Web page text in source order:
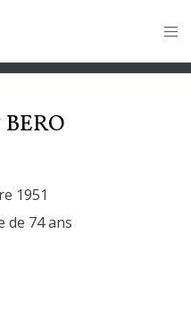
BERO
1951
de 74 ans